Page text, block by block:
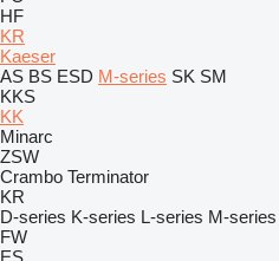
HF
KR
Kaeser
AS BS ESD M-series SK SM
KKS
KK
Minarc
ZSW
Crambo Terminator
KR
D-series K-series L-series M-series
FW
ES